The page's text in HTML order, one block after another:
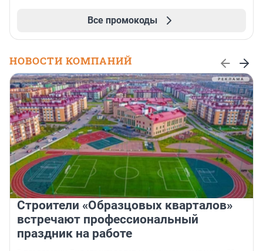
Все промокоды
НОВОСТИ КОМПАНИЙ
Строители «Образцовых кварталов»
встречают профессиональный
праздник на работе